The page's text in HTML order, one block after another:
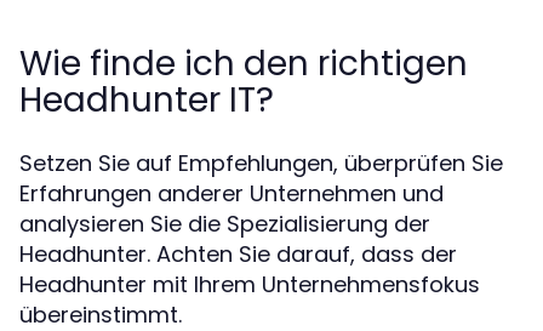
Wie finde ich den richtigen
Headhunter IT?
Setzen Sie auf Empfehlungen, überprüfen Sie
Erfahrungen anderer Unternehmen und
analysieren Sie die Spezialisierung der
Headhunter. Achten Sie darauf, dass der
Headhunter mit Ihrem Unternehmensfokus
übereinstimmt.